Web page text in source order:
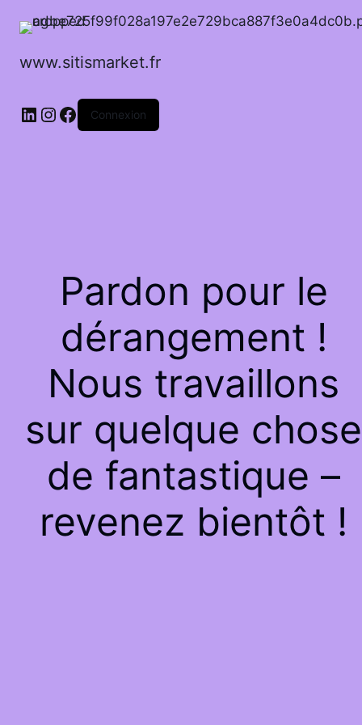
www.sitismarket.fr
LinkedIn
Instagram
Facebook
Connexion
Pardon pour le
dérangement !
Nous travaillons
sur quelque chose
de fantastique –
revenez bientôt !